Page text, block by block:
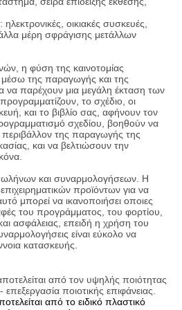
οικιακές συσκευές,
μέρη σφράγισης μετάλλων
η φύση της καινοτομίας
μέσω της παραγωγής και της
να παρέχουν μια μεγάλη έκταση των
το σχέδιο, οι
και το βιβλίο σας, αφήνουν τον
σχεδίου, βοηθούν να
περιβάλλον της παραγωγής της
και να βελτιώσουν την
και συναρμολογήσεων. Η
προϊόντων για να
μπορεί να ικανοποιήσει οποιες
του προγράμματος, του φορτίου,
ασφάλειας, επειδή η χρήση του
είναι εύκολο να
κατασκευής.
από τον υψηλής ποιότητας
ποιοτικής επιφάνειας.
από το ειδικό πλαστικό